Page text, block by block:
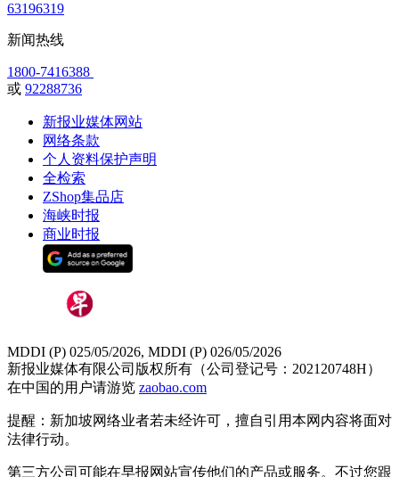
63196319
新闻热线
1800-7416388
或 92288736
新报业媒体网站
网络条款
个人资料保护声明
全检索
ZShop集品店
海峡时报
商业时报
MDDI (P) 025/05/2026, MDDI (P) 026/05/2026
新报业媒体有限公司版权所有（公司登记号：202120748H）
在中国的用户请游览 zaobao.com
提醒：新加坡网络业者若未经许可，擅自引用本网内容将面对
法律行动。
第三方公司可能在早报网站宣传他们的产品或服务。不过您跟